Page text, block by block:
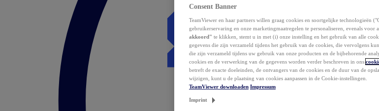
Consent Banner
TeamViewer en haar partners willen graag cookies en soortgelijke technologieën
gebruikerservaring en onze marketingmaatregelen te personaliseren, evenals voor
akkoord" te klikken, stemt u in met (i) onze instelling en het gebruik van alle
gegevens die zijn verzameld tijdens het gebruik van de cookies, die vervolgens
die zijn verzameld tijdens uw gebruik van onze producten en de bijbehorende
cookies en de verwerking van de gegevens worden verder beschreven in ons
betreft de exacte doeleinden, de ontvangers van de cookies en de duur van de
wijzigen, kunt u de plaatsing van cookies aanpassen in de Cookie-instellingen.
TeamViewer downloaden Impressum
Imprint